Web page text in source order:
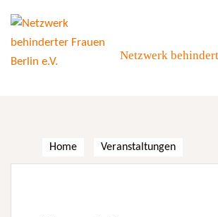
content
Netzwerk
Home Veranstaltungen